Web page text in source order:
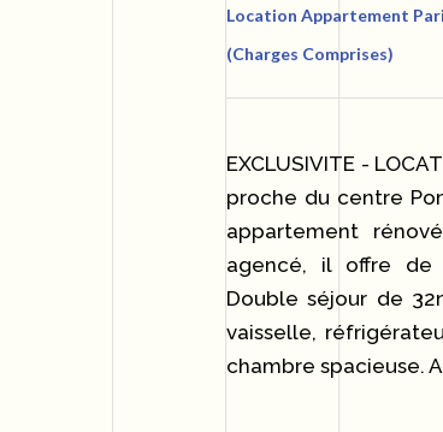
Location Appartement
(Charges Comprises)
EXCLUSIVITE -
proche du centre
appartement
agencé, il offre de
Double séjour de
vaisselle,
chambre spacieuse.